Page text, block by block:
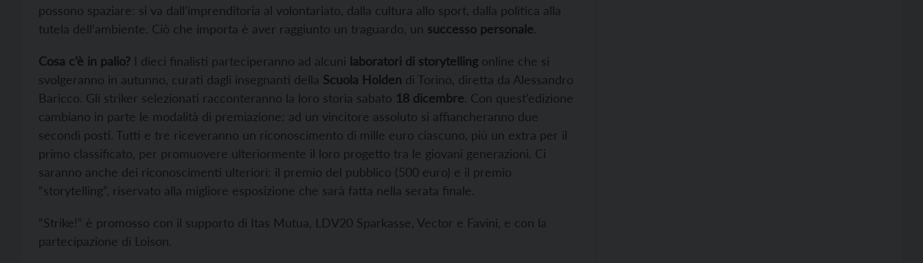
possono spaziare: si va dall’imprenditoria al volontariato, dalla cultura allo sport, dalla politica alla
tutela dell’ambiente. Ciò che importa è aver raggiunto un traguardo, un successo personale.
Cosa c’è in palio? I dieci finalisti parteciperanno ad alcuni laboratori di storytelling online che si
svolgeranno in autunno, curati dagli insegnanti della Scuola Holden di Torino, diretta da Alessandro
Baricco. Gli striker selezionati racconteranno la loro storia sabato 18 dicembre. Con quest’edizione
cambiano in parte le modalità di premiazione: ad un vincitore assoluto si affiancheranno due
secondi posti. Tutti e tre riceveranno un riconoscimento di mille euro ciascuno, più un extra per il
primo classificato, per promuovere ulteriormente il loro progetto tra le giovani generazioni. Ci
saranno anche dei riconoscimenti ulteriori: il premio del pubblico (500 euro) e il premio
“storytelling”, riservato alla migliore esposizione che sarà fatta nella serata finale.
“Strike!” è promosso con il supporto di Itas Mutua, LDV20 Sparkasse, Vector e Favini, e con la
partecipazione di Loison.